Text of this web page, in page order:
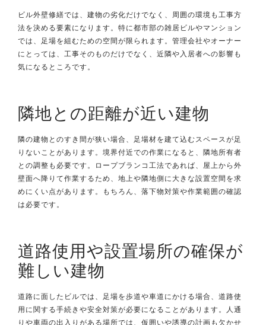
ビル外壁修繕では、建物の劣化だけでなく、周囲の環境も工事方
法を決める要素になります。特に都市部の雑居ビルやマンション
では、足場を組むための空間が限られます。管理会社やオーナー
にとっては、工事そのものだけでなく、近隣や入居者への影響も
気になるところです。
隣地との距離が近い建物
隣の建物とのすき間が狭い場合、足場材を建て込むスペースが足
りないことがあります。境界付近での作業になると、隣地所有者
との調整も必要です。ロープブランコ工法であれば、屋上から外
壁面へ降りて作業するため、地上や隣地側に大きな設置空間を求
めにくい点があります。もちろん、落下物対策や作業範囲の確認
は必要です。
道路使用や設置場所の確保が
難しい建物
道路に面したビルでは、足場を歩道や車道にかける場合、道路使
用に関する手続きや安全対策が必要になることがあります。人通
りや車両の出入りがある場所では、仮囲いや誘導の計画も欠かせ